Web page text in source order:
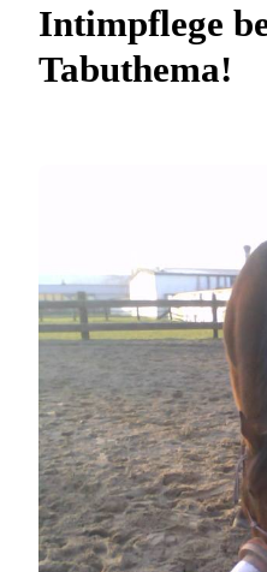
Intimpflege
Tabuthema!